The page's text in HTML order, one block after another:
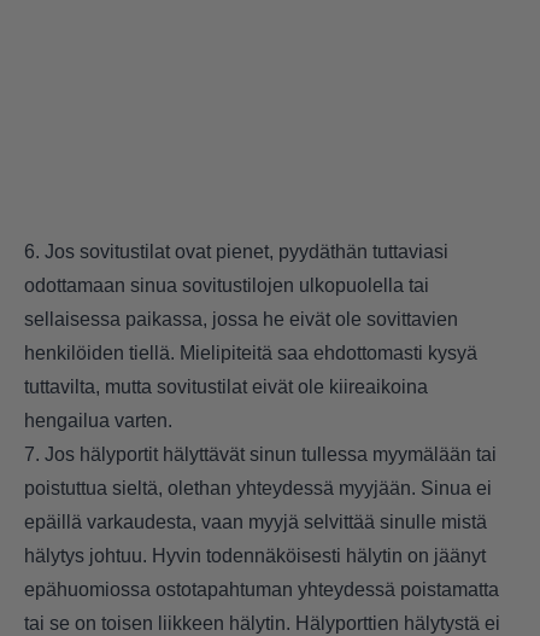
6. Jos sovitustilat ovat pienet, pyydäthän tuttaviasi
odottamaan sinua sovitustilojen ulkopuolella tai
sellaisessa paikassa, jossa he eivät ole sovittavien
henkilöiden tiellä. Mielipiteitä saa ehdottomasti kysyä
tuttavilta, mutta sovitustilat eivät ole kiireaikoina
hengailua varten.
7. Jos hälyportit hälyttävät sinun tullessa myymälään tai
poistuttua sieltä, olethan yhteydessä myyjään. Sinua ei
epäillä varkaudesta, vaan myyjä selvittää sinulle mistä
hälytys johtuu. Hyvin todennäköisesti hälytin on jäänyt
epähuomiossa ostotapahtuman yhteydessä poistamatta
tai se on toisen liikkeen hälytin. Hälyporttien hälytystä ei